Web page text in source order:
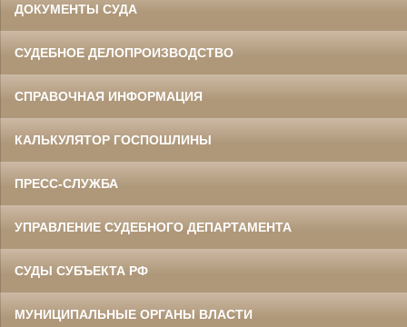
ДОКУМЕНТЫ СУДА
СУДЕБНОЕ ДЕЛОПРОИЗВОДСТВО
СПРАВОЧНАЯ ИНФОРМАЦИЯ
КАЛЬКУЛЯТОР ГОСПОШЛИНЫ
ПРЕСС-СЛУЖБА
УПРАВЛЕНИЕ СУДЕБНОГО ДЕПАРТАМЕНТА
СУДЫ СУБЪЕКТА РФ
МУНИЦИПАЛЬНЫЕ ОРГАНЫ ВЛАСТИ